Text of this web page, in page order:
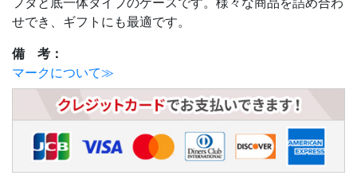
せでき、ギフトにも最適です。
備 考：
マークについて≫